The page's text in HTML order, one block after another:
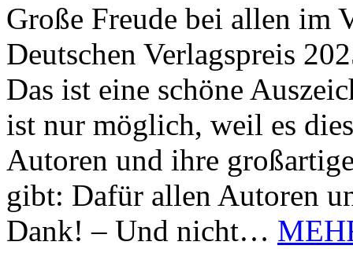
Große Freude bei allen im
Deutschen Verlagspreis
Das ist eine schöne
ist nur möglich, weil es
Autoren und ihre
gibt: Dafür allen Autoren
Dank! – Und nicht…